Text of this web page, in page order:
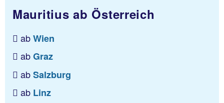
Mauritius ab Österreich
abWien
abGraz
abSalzburg
ab Linz